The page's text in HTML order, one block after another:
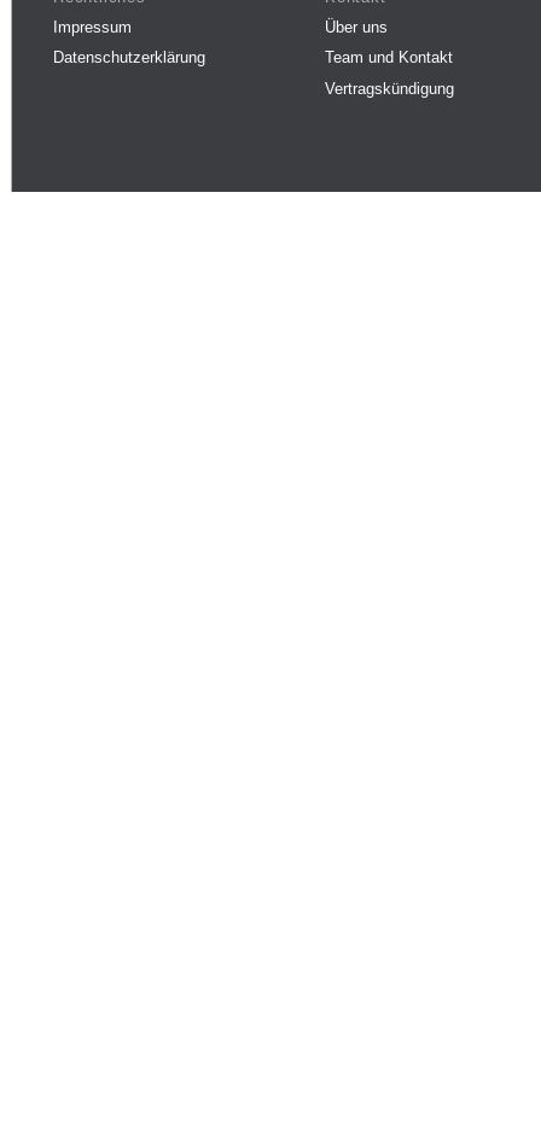
Impressum
Datenschutzerklärung
Über uns
Team und Kontakt
Vertragskündigung